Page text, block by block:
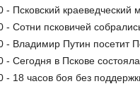
- Псковский краеведческий
- Сотни псковичей
- Владимир Путин посетит
- Сегодня в Пскове
- 18 часов боя без